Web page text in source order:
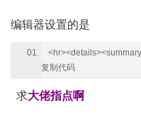
编辑器设置的是
复制代码
求大佬指点啊